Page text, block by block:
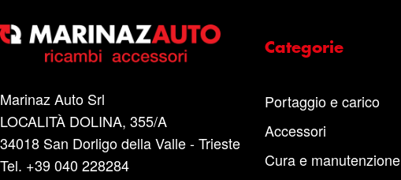
Marinaz Auto Srl
LOCALITÀ DOLINA, 355/A
34018 San Dorligo della Valle - Trieste
Tel. +39 040 228284
Categorie
Portaggio e carico
Accessori
Cura e manutenzione